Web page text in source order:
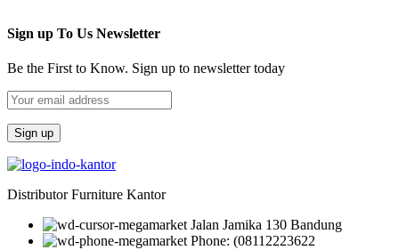
Sign up To Us Newsletter
Be the First to Know. Sign up to newsletter today
Distributor Furniture Kantor
Jalan Jamika 130 Bandung
Phone: (08112223622